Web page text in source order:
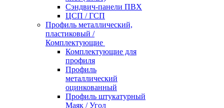
Сэндвич-панели ПВХ
ЦСП / ГСП
Профиль металлический,
пластиковый /
Комплектующие
Комплектующие для
профиля
Профиль
металлический
оцинкованный
Профиль штукатурный
Маяк / Угол